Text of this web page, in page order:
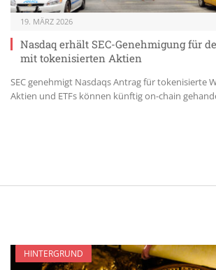
19. MÄRZ 2026
Nasdaq erhält SEC-Genehmigung für
mit tokenisierten Aktien
SEC genehmigt Nasdaqs Antrag für tokenisierte
Aktien und ETFs können künftig on-chain
HINTERGRUND